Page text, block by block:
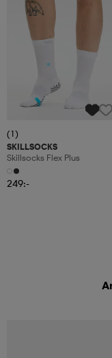
(1)
SKILLSOCKS
Skillsocks Flex Plus
249:-